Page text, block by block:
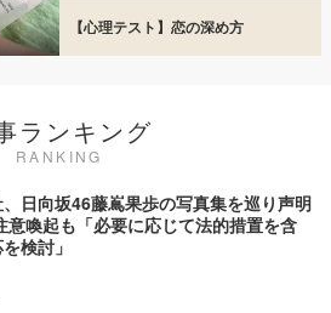
【心理テスト】恋の深め方
ランキング
RANKING
日向坂46藤嶌果歩の写真集を巡り声明
意喚起も「必要に応じて法的措置を含
検討」